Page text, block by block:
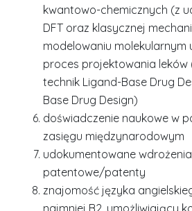
kwantowo-chemicznych (z
DFT oraz klasycznej
modelowaniu molekularnym
proces projektowania
technik Ligand-Base Drug
Base Drug Design)
doświadczenie naukowe w
zasięgu międzynarodowym
udokumentowane
patentowe/patenty
znajomość języka